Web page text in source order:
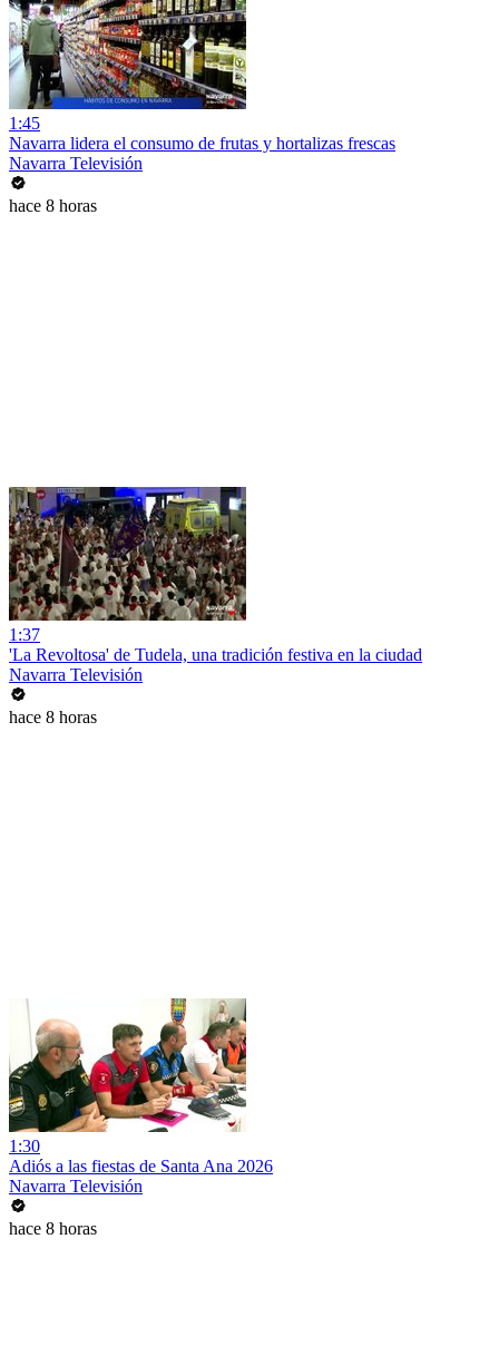
1:45
Navarra lidera el consumo de frutas y hortalizas frescas
Navarra Televisión
hace 8 horas
1:37
'La Revoltosa' de Tudela, una tradición festiva en la ciudad
Navarra Televisión
hace 8 horas
1:30
Adiós a las fiestas de Santa Ana 2026
Navarra Televisión
hace 8 horas